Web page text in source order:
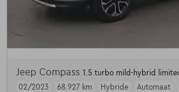
Jeep Compass 1.5 turbo mild-hybrid
02/2023
68.927 km Hybride Automaat